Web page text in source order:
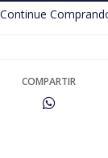
COMPARTIR